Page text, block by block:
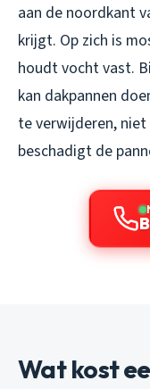
aan de noordkant
krijgt. Op zich is
houdt vocht vast.
kan dakpannen
te verwijderen,
beschadigt de
Wat kost